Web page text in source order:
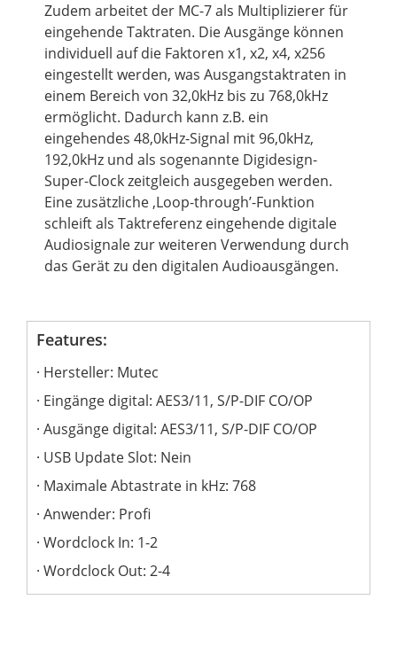
Zudem arbeitet der MC-7 als Multiplizierer für
eingehende Taktraten. Die Ausgänge können
individuell auf die Faktoren x1, x2, x4, x256
eingestellt werden, was Ausgangstaktraten in
einem Bereich von 32,0kHz bis zu 768,0kHz
ermöglicht. Dadurch kann z.B. ein
eingehendes 48,0kHz-Signal mit 96,0kHz,
192,0kHz und als sogenannte Digidesign-
Super-Clock zeitgleich ausgegeben werden.
Eine zusätzliche ‚Loop-through’-Funktion
schleift als Taktreferenz eingehende digitale
Audiosignale zur weiteren Verwendung durch
das Gerät zu den digitalen Audioausgängen.
Features:
Hersteller: Mutec
Eingänge digital: AES3/11, S/P-DIF CO/OP
Ausgänge digital: AES3/11, S/P-DIF CO/OP
USB Update Slot: Nein
Maximale Abtastrate in kHz: 768
Anwender: Profi
Wordclock In: 1-2
Wordclock Out: 2-4